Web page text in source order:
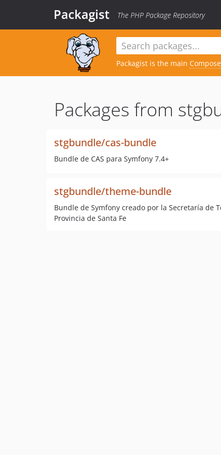
Packagist The PHP Package Repository
Packagist is the main
Packages from
stgbundle/cas-bundle
Bundle de CAS para Symfony 7.4+
stgbundle/theme-bundle
Bundle de Symfony creado por la Secretaría de
Provincia de Santa Fe